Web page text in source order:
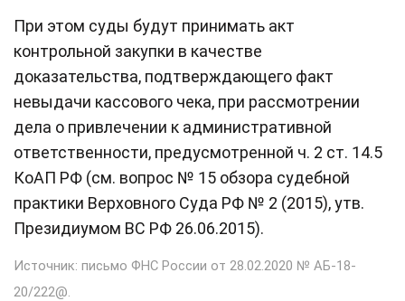
При этом суды будут принимать акт
контрольной закупки в качестве
доказательства, подтверждающего факт
невыдачи кассового чека, при рассмотрении
дела о привлечении к административной
ответственности, предусмотренной ч. 2 ст. 14.5
КоАП РФ (см. вопрос № 15 обзора судебной
практики Верховного Суда РФ № 2 (2015), утв.
Президиумом ВС РФ 26.06.2015).
Источник: письмо ФНС России от 28.02.2020 № АБ-18-
20/222@.